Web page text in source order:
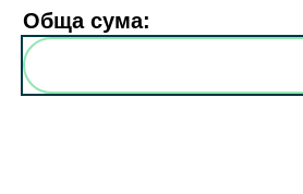
Обща сума: